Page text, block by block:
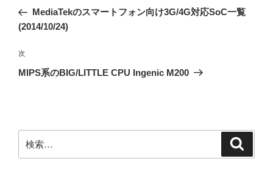
ナ
ゲ
ー
の
投
MediaTekのスマートフォン向け3G/4G対応SoC一覧
(2014/10/24)
次
の
次
MIPS系のBIG/LITTLE CPU Ingenic M200
索: